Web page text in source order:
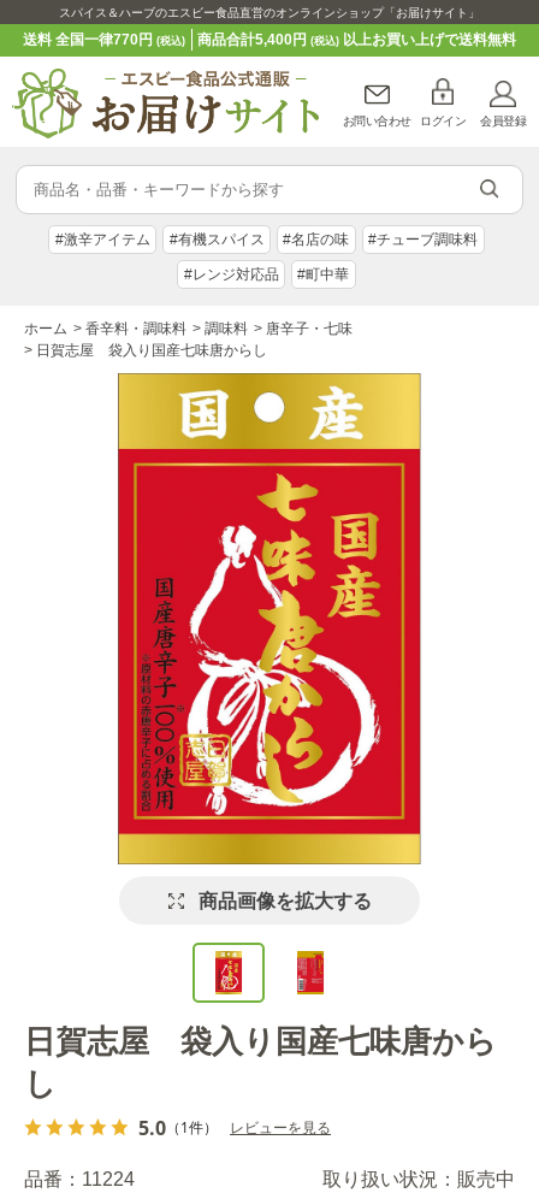
スパイス＆ハーブのエスビー食品直営のオンラインショップ「お届けサイト」
送料 全国一律770円(税込) 商品合計5,400円 (税込)以上お買い上げで送料無料
お問い合わせ ログイン 会員登録
#激辛アイテム #有機スパイス #名店の味 #チューブ調味料
#レンジ対応品 #町中華
ホーム > 香辛料・調味料 > 調味料 > 唐辛子・七味
> 日賀志屋 袋入り国産七味唐からし
商品画像を拡大する
日賀志屋 袋入り国産七味唐から
し
5.0 （1件） レビューを見る
品番： 11224 取り扱い状況： 販売中